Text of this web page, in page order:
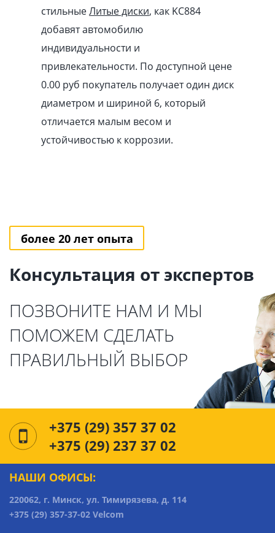
стильныеЛитые диски, как KC884
добавят автомобилю
индивидуальности и
привлекательности. По доступной цене
0.00 pуб покупатель получает один диск
диаметром и шириной 6, который
отличается малым весом и
устойчивостью к коррозии.
более 20 лет опыта
Консультация от экспертов
ПОЗВОНИТЕ НАМ И МЫ
ПОМОЖЕМ СДЕЛАТЬ
ПРАВИЛЬНЫЙ ВЫБОР
+375 (29) 357 37 02
+375 (29) 237 37 02
НАШИ ОФИСЫ:
220062, г. Минск, ул. Тимирязева, д. 114
+375 (29) 357-37-02 Velcom